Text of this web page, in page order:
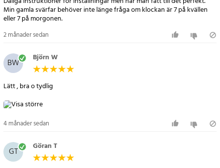
- Produkt: Digital LED-väggklocka
- Funktioner: Tid, datum, veckodag, temperatur
- Display: Stor LED-display med tydliga siffror
- Material: Akrylplast
- Färg: Svart med vita och gröna detaljer
- Storlek: 38,7 x 3,2 x 13 cm
- Vikt: ca 669 g
- Strömförsörjning: USB (adapter till 230V köps separat)
- Tillbehör: 1 x fjärrkontroll (batteri ingår)
Artikelnummer
Min gamla svärfar behöver inte länge fråga om klockan är 7 på kvällen
eller 7 på morgonen.
2 månader sedan
BW Björn W
Lätt , bra o tydlig
4 månader sedan
GT Göran T